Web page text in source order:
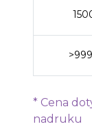
* Cena
nadruku